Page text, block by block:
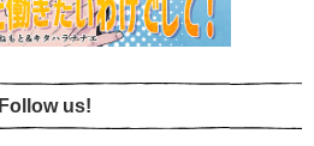
Follow us!